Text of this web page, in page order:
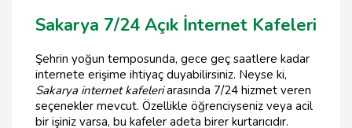
Sakarya 7/24 Açık İnternet Kafeleri
Şehrin yoğun temposunda, gece geç saatlere kadar
internete erişime ihtiyaç duyabilirsiniz. Neyse ki,
Sakarya internet kafeleriarasında 7/24 hizmet veren
seçenekler mevcut. Özellikle öğrenciyseniz veya acil
bir işiniz varsa, bu kafeler adeta birer kurtarıcıdır.